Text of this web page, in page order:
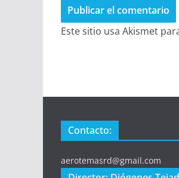
Este sitio usa Akismet
Contacto:
aerotemasrd@gmail.com